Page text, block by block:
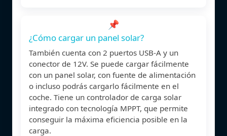
📌
¿Cómo cargar un panel solar?
También cuenta con 2 puertos USB-A y un
conector de 12V. Se puede cargar fácilmente
con un panel solar, con fuente de alimentación
o incluso podrás cargarlo fácilmente en el
coche. Tiene un controlador de carga solar
integrado con tecnología MPPT, que permite
conseguir la máxima eficiencia posible en la
carga.